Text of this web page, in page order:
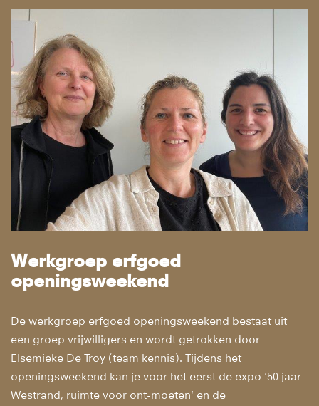
Werkgroep erfgoed
openingsweekend
De werkgroep erfgoed openingsweekend bestaat uit
een groep vrijwilligers en wordt getrokken door
Elsemieke De Troy (team kennis). Tijdens het
openingsweekend kan je voor het eerst de expo '50 jaar
Westrand, ruimte voor ont-moeten' en de